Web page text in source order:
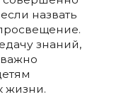
назвать
знаний,
жизни.